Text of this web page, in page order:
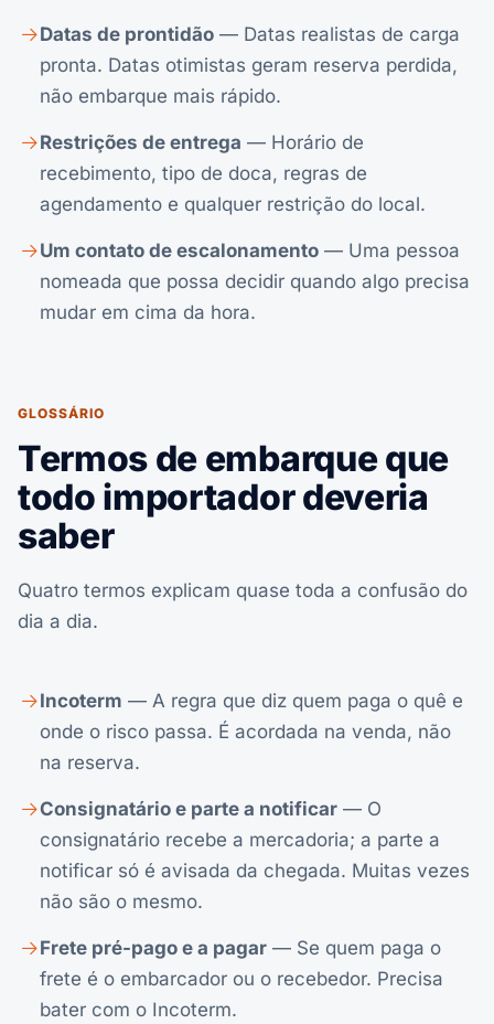
Datas de prontidão — Datas realistas de carga
pronta. Datas otimistas geram reserva perdida,
não embarque mais rápido.
Restrições de entrega — Horário de
recebimento, tipo de doca, regras de
agendamento e qualquer restrição do local.
Um contato de escalonamento — Uma pessoa
nomeada que possa decidir quando algo precisa
mudar em cima da hora.
GLOSSÁRIO
Termos de embarque que
todo importador deveria
saber
Quatro termos explicam quase toda a confusão do
dia a dia.
Incoterm — A regra que diz quem paga o quê e
onde o risco passa. É acordada na venda, não
na reserva.
Consignatário e parte a notificar — O
consignatário recebe a mercadoria; a parte a
notificar só é avisada da chegada. Muitas vezes
não são o mesmo.
Frete pré-pago e a pagar — Se quem paga o
frete é o embarcador ou o recebedor. Precisa
bater com o Incoterm.